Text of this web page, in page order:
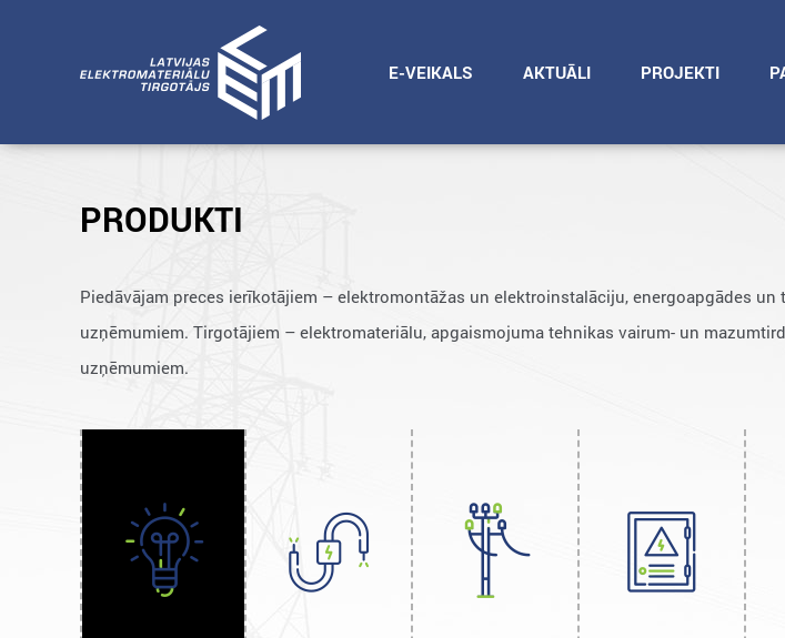
E-VEIKALS AKTUĀLI PROJEKTI
PRODUKTI
Piedāvājam preces ierīkotājiem – elektromontāžas un elektroinstalāciju, energoapgādes
uzņēmumiem. Tirgotājiem – elektromateriālu, apgaismojuma tehnikas vairum- un
uzņēmumiem.